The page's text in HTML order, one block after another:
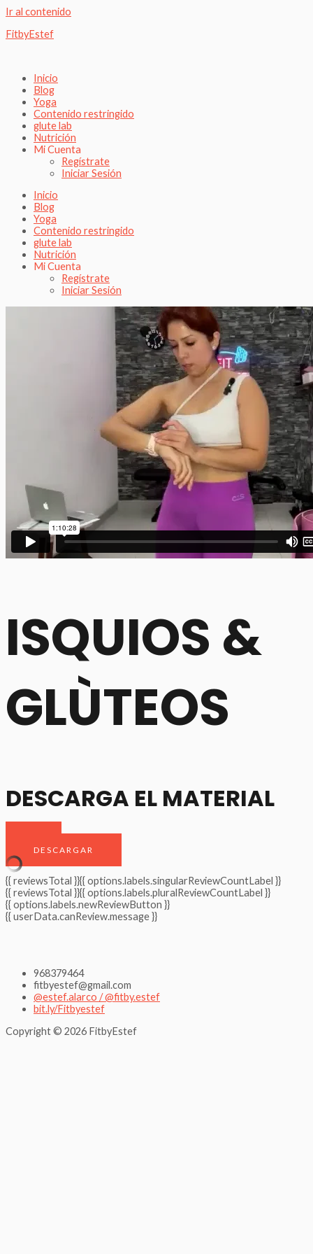
Ir al contenido
FitbyEstef
Inicio
Blog
Yoga
Contenido restringido
glute lab
Nutrición
Mi Cuenta
Regístrate
Iniciar Sesión
Inicio
Blog
Yoga
Contenido restringido
glute lab
Nutrición
Mi Cuenta
Regístrate
Iniciar Sesión
ISQUIOS &
GLÙTEOS
DESCARGA EL MATERIAL
DESCARGAR
{{ reviewsTotal }}{{ options.labels.singularReviewCountLabel }}
{{ reviewsTotal }}{{ options.labels.pluralReviewCountLabel }}
{{ options.labels.newReviewButton }}
{{ userData.canReview.message }}
968379464
fitbyestef@gmail.com
@estef.alarco / @fitby.estef
bit.ly/Fitbyestef
Copyright © 2026 FitbyEstef